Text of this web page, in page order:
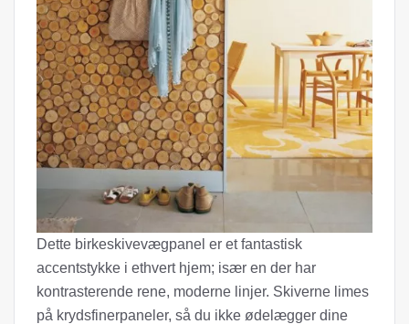
Dette birkeskivevægpanel er et fantastisk
accentstykke i ethvert hjem; især en der har
kontrasterende rene, moderne linjer. Skiverne limes
på krydsfinerpaneler, så du ikke ødelægger dine